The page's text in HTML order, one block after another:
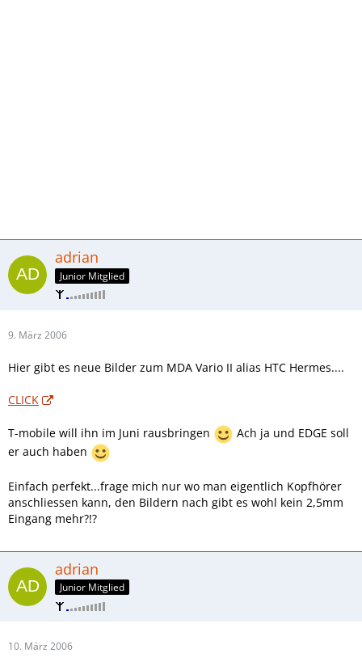
adrian
Junior Mitglied
9. März 2006
Hier gibt es neue Bilder zum MDA Vario II alias HTC Hermes....
CLICK
T-mobile will ihn im Juni rausbringen
Ach ja und EDGE soll
er auch haben
Einfach perfekt...frage mich nur wo man eigentlich Kopfhörer
anschliessen kann, den Bildern nach gibt es wohl kein 2,5mm
Eingang mehr?!?
adrian
Junior Mitglied
10. März 2006